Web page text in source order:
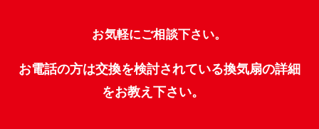
お気軽にご相談下さい。
お電話の方は交換を検討されている換気扇の詳細
をお教え下さい。